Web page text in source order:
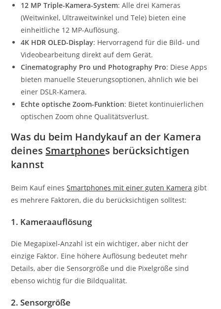
12 MP Triple-Kamera-System: Alle drei Kameras
(Weitwinkel, Ultraweitwinkel und Tele) bieten eine
einheitliche 12 MP-Auflösung.
4K HDR OLED-Display: Hervorragend für die Bild- und
Videobearbeitung direkt auf dem Gerät.
Cinematography Pro und Photography Pro: Diese Apps
bieten manuelle Steuerungsoptionen, ähnlich wie bei
einer DSLR-Kamera.
Echte optische Zoom-Funktion: Bietet kontinuierlichen
optischen Zoom ohne Qualitätsverlust.
Was du beim Handykauf an der Kamera
deines Smartphones berücksichtigen
kannst
Beim Kauf einesSmartphones mit einer guten Kamera gibt
es mehrere Faktoren, die du berücksichtigen solltest:
1. Kameraauflösung
Die Megapixel-Anzahl ist ein wichtiger, aber nicht der
einzige Faktor. Eine höhere Auflösung bedeutet mehr
Details, aber die Sensorgröße und die Pixelgröße sind
ebenso wichtig für die Bildqualität.
2.Sensorgröße